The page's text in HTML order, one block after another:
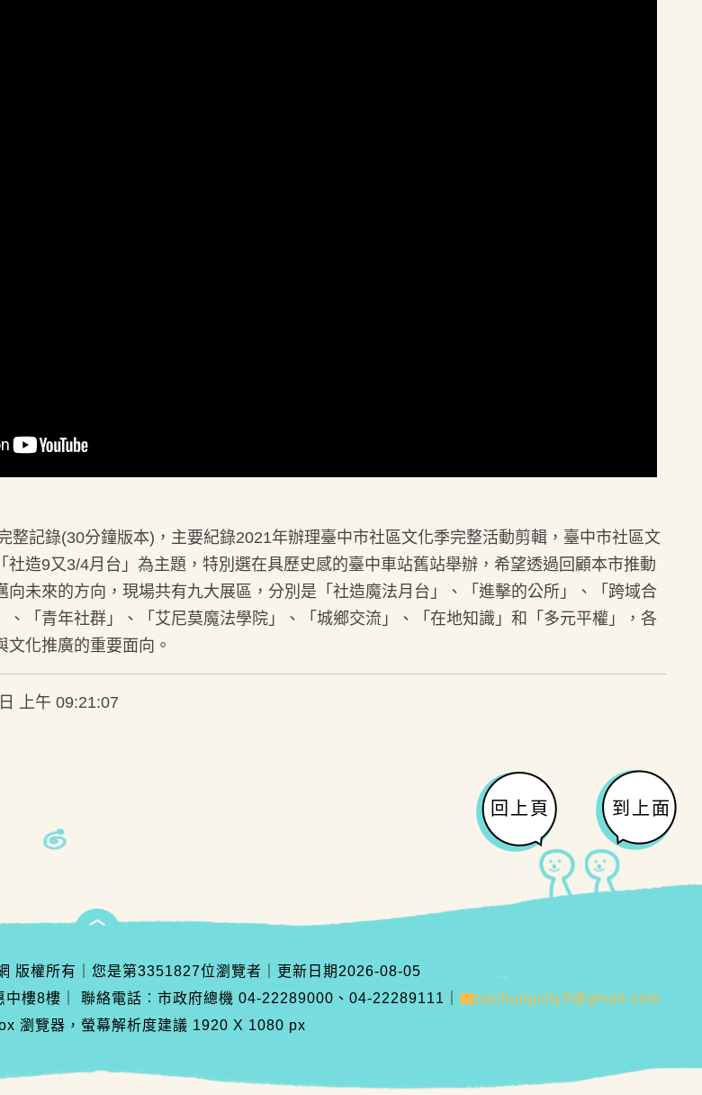
整記錄(30分鐘版本)，主要紀錄2021年辦理臺中市社區文化季完整活動剪輯，臺中市社區文
社造9又3/4月台」為主題，特別選在具歷史感的臺中車站舊站舉辦，希望透過回顧本市推動
向未來的方向，現場共有九大展區，分別是「社造魔法月台」、「進擊的公所」、「跨域合
、「青年社群」、「艾尼莫魔法學院」、「城鄉交流」、「在地知識」和「多元平權」，各
文化推廣的重要面向。
上午 09:21:07
回上頁 到上面
版權所有 ｜您是第3351827位瀏覽者 更新日期 2026-08-05
中樓8樓
聯絡電話︰市政府總機 04-22289000、04-22289111 ｜
taichungcity3@gmail.com
瀏覽器，螢幕解析度建議 1920 X 1080 px